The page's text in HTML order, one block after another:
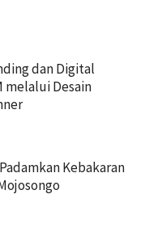
dan Digital
melalui Desain
Kebakaran